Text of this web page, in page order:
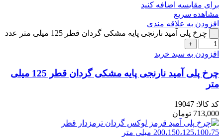
برای مقایسه اضافه کنید
مشاهده سریع
افزودن به علاقه مندی
چرخ پلی آمید نارنجی پایه مشکی گردان قطر 125 میلی متر عدد
افزودن به سبد خرید
چرخ پلی آمید نارنجی پایه مشکی گردان قطر 125 میلی
متر
کد کالا: 19047
713,000 تومان